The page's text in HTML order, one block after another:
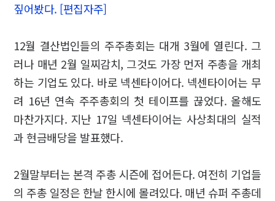
짚어봤다. [편집자주]
12월 결산법인들의 주주총회는 대개 3월에 열린다. 그
러나 매년 2월 일찌감치, 그것도 가장 먼저 주총을 개최
하는 기업도 있다. 바로 넥센타이어다. 넥센타이어는 무
려 16년 연속 주주총회의 첫 테이프를 끊었다. 올해도
마찬가지다. 지난 17일 넥센타이어는 사상최대의 실적
과 현금배당을 발표했다.
2월말부터는 본격 주총 시즌에 접어든다. 여전히 기업들
의 주총 일정은 한날 한시에 몰려있다. 매년 슈퍼 주총데